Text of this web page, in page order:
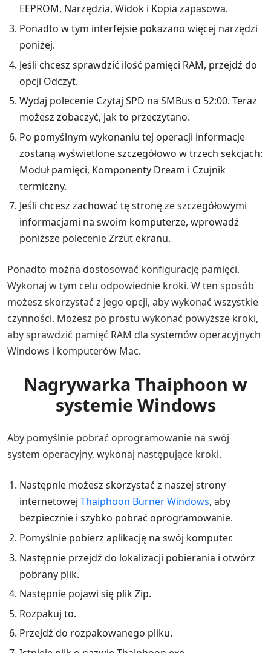
EEPROM, Narzędzia, Widok i Kopia zapasowa.
Ponadto w tym interfejsie pokazano więcej narzędzi
poniżej.
Jeśli chcesz sprawdzić ilość pamięci RAM, przejdź do
opcji Odczyt.
Wydaj polecenie Czytaj SPD na SMBus o 52:00. Teraz
możesz zobaczyć, jak to przeczytano.
Po pomyślnym wykonaniu tej operacji informacje
zostaną wyświetlone szczegółowo w trzech sekcjach:
Moduł pamięci, Komponenty Dream i Czujnik
termiczny.
Jeśli chcesz zachować tę stronę ze szczegółowymi
informacjami na swoim komputerze, wprowadź
poniższe polecenie Zrzut ekranu.
Ponadto można dostosować konfigurację pamięci.
Wykonaj w tym celu odpowiednie kroki. W ten sposób
możesz skorzystać z jego opcji, aby wykonać wszystkie
czynności. Możesz po prostu wykonać powyższe kroki,
aby sprawdzić pamięć RAM dla systemów operacyjnych
Windows i komputerów Mac.
Nagrywarka Thaiphoon w
systemie Windows
Aby pomyślnie pobrać oprogramowanie na swój
system operacyjny, wykonaj następujące kroki.
Następnie możesz skorzystać z naszej strony
internetowej Thaiphoon Burner Windows, aby
bezpiecznie i szybko pobrać oprogramowanie.
Pomyślnie pobierz aplikację na swój komputer.
Następnie przejdź do lokalizacji pobierania i otwórz
pobrany plik.
Następnie pojawi się plik Zip.
Rozpakuj to.
Przejdź do rozpakowanego pliku.